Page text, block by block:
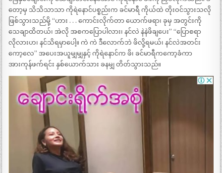
တော့မှ သိသိသာသာ ကိုရဲနောင်ပစ္စည်းက ခင်မာရီ ကိုယ်ထဲ တိုးဝင်သွားသလို
ဖြစ်သွားသည်မို့ “ဟား . . . ကောင်းလိုက်တာ ယောက်ဖရာ၊ ခုမှ အတွင်းကို
သေချာထိတယ်၊ အဲလို အစကပြောပါလား၊ နင်လဲ နဲနဲဖိချပေး” “ပြောစရာ
လိုလားဟ၊ နင်သိရမှာပေါ့။ ကဲ ကဲ ဒီလောက်ဘဲ ဖိလို့ရမယ်၊ နင်လဲအတင်း
ကော့လေ” အပေးအယူမျှမျှနှင့် ကိုရဲနောင်က ဖိ၊ ခင်မာရီကကော့ခံကာ
အားကုန်ဖက်ရင်း နှစ်ယောက်သား ခနမျှ တိတ်သွားသည်။